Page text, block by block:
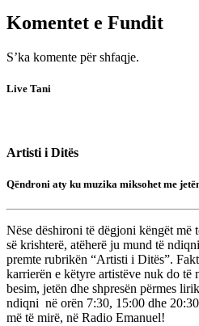
Komentet e Fundit
S’ka komente për shfaqje.
Live Tani
Artisti i Ditës
Qëndroni aty ku muzika miksohet me
Nëse dëshironi të dëgjoni këngët më
së krishterë, atëherë ju mund të
premte rubrikën “Artisti i Ditës”.
karrierën e këtyre artistëve nuk do të
besim, jetën dhe shpresën përmes
ndiqni në orën 7:30, 15:00 dhe
më të mirë, në Radio Emanuel!